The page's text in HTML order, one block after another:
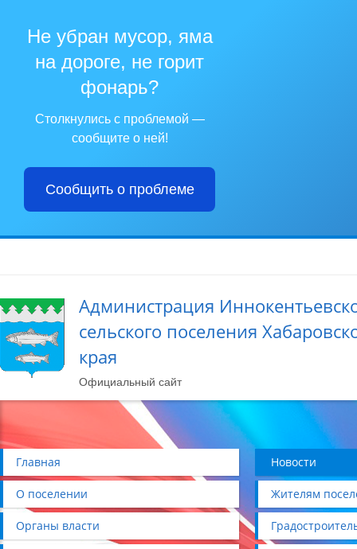
Не убран мусор, яма
на дороге, не горит
фонарь?
Столкнулись с проблемой —
сообщите о ней!
Сообщить о проблеме
Администрация
сельского поселения
края
Официальный сайт
Главная Новости
О поселении Жителям
Органы власти